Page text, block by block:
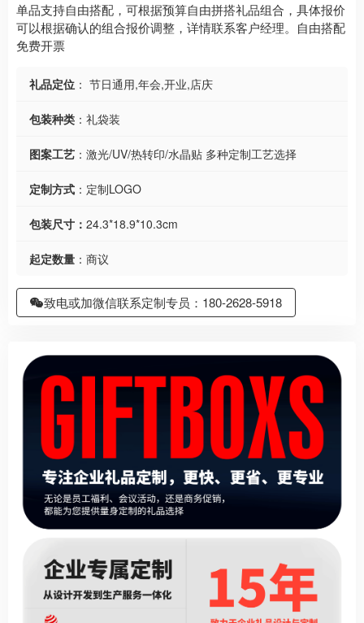
单品支持自由搭配，可根据预算自由拼搭礼品组合，具体报价
可以根据确认的组合报价调整，详情联系客户经理。自由搭配
免费开票
礼品定位 ： 节日通用,年会,开业,店庆
包装种类 ：礼袋装
图案工艺 ：激光/UV/热转印/水晶贴 多种定制工艺选择
定制方式 ：定制LOGO
包装尺寸： 24.3*18.9*10.3cm
起定数量 ：商议
致电或加微信联系定制专员：180-2628-5918